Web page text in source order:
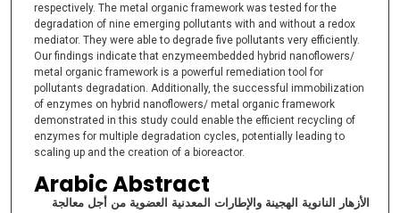
respectively. The metal organic framework was tested for the
degradation of nine emerging pollutants with and without a redox
mediator. They were able to degrade five pollutants very efficiently.
Our findings indicate that enzymeembedded hybrid nanoflowers/
metal organic framework is a powerful remediation tool for
pollutants degradation. Additionally, the successful immobilization
of enzymes on hybrid nanoflowers/ metal organic framework
demonstrated in this study could enable the efficient recycling of
enzymes for multiple degradation cycles, potentially leading to
scaling up and the creation of a bioreactor.
Arabic Abstract
الأزهار النانوية الهجينة والإطارات المعدنية العضوية من أجل معالجة